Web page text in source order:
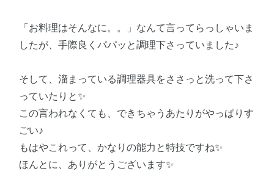
「お料理はそんなに。。」なんて言ってらっしゃいま
したが、手際良くパパッと調理下さっていました♪
そして、溜まっている調理器具をささっと洗って下さ
っていたりと✨
この言われなくても、できちゃうあたりがやっぱりす
ごい♪
もはやこれって、かなりの能力と特技ですね✨
ほんとに、ありがとうございます✨